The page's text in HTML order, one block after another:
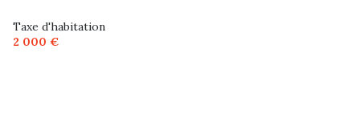
Taxe d'habitation
2 000 €